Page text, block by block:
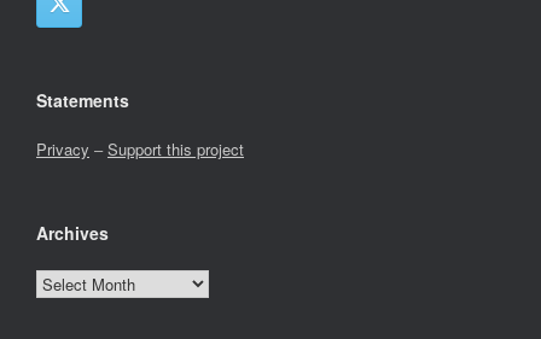
Statements
Privacy –Support this project
Archives
Archives